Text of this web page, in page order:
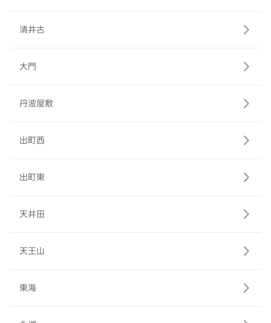
清井古
大門
丹波屋敷
出町西
出町東
天井田
天王山
東海